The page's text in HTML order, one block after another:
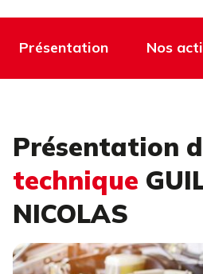
Présentation Nos
Présentation
technique
NICOLAS